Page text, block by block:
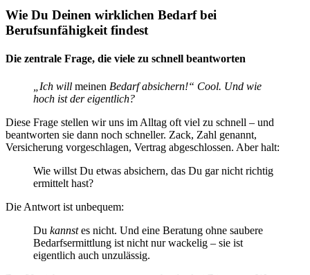
Wie Du Deinen wirklichen Bedarf bei
Berufsunfähigkeit findest
Die zentrale Frage, die viele zu schnell beantworten
„Ich will meinen Bedarf absichern!“ Cool. Und wie
hoch ist der eigentlich?
Diese Frage stellen wir uns im Alltag oft viel zu schnell – und
beantworten sie dann noch schneller. Zack, Zahl genannt,
Versicherung vorgeschlagen, Vertrag abgeschlossen. Aber halt:
Wie willst Du etwas absichern, das Du gar nicht richtig
ermittelt hast?
Die Antwort ist unbequem:
Du kannstes nicht. Und eine Beratung ohne saubere
Bedarfsermittlung ist nicht nur wackelig – sie ist
eigentlich auch unzulässig.